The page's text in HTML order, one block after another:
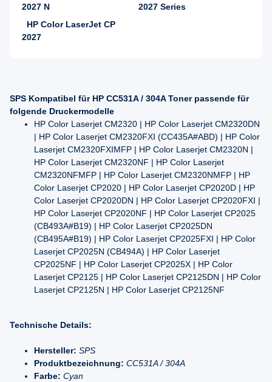
2027 N
2027 Series
HP Color LaserJet CP
2027
SPS Kompatibel für HP CC531A / 304A Toner passende für
folgende Druckermodelle
HP Color Laserjet CM2320 | HP Color Laserjet CM2320DN
| HP Color Laserjet CM2320FXI (CC435A#ABD) | HP Color
Laserjet CM2320FXIMFP | HP Color Laserjet CM2320N |
HP Color Laserjet CM2320NF | HP Color Laserjet
CM2320NFMFP | HP Color Laserjet CM2320NMFP | HP
Color Laserjet CP2020 | HP Color Laserjet CP2020D | HP
Color Laserjet CP2020DN | HP Color Laserjet CP2020FXI |
HP Color Laserjet CP2020NF | HP Color Laserjet CP2025
(CB493A#B19) | HP Color Laserjet CP2025DN
(CB495A#B19) | HP Color Laserjet CP2025FXI | HP Color
Laserjet CP2025N (CB494A) | HP Color Laserjet
CP2025NF | HP Color Laserjet CP2025X | HP Color
Laserjet CP2125 | HP Color Laserjet CP2125DN | HP Color
Laserjet CP2125N | HP Color Laserjet CP2125NF
Technische Details:
Hersteller: SPS
Produktbezeichnung: CC531A / 304A
Farbe: Cyan